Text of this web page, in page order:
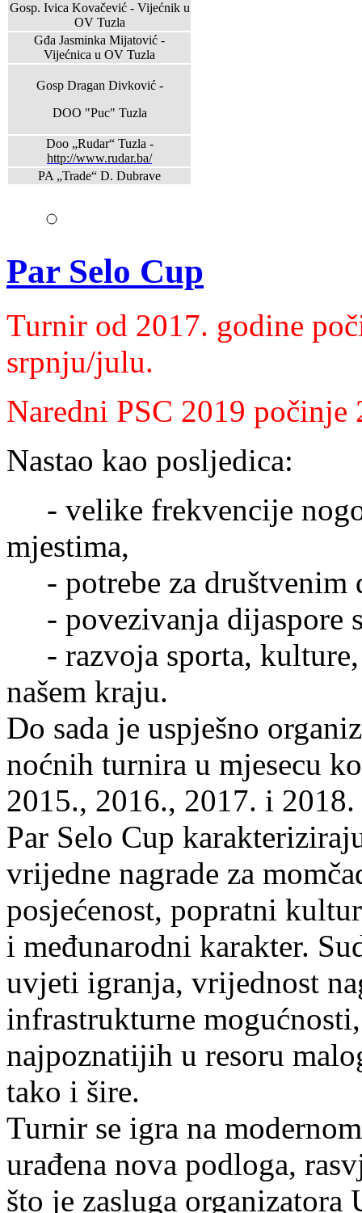
Gosp. Ivica Kovačević - Vijećnik u
OV Tuzla
Gđa Jasminka Mijatović -
Vijećnica u OV Tuzla
Gosp Dragan Divković -
DOO "Puc" Tuzla
Doo „Rudar“ Tuzla -
http://www.rudar.ba/
PA „Trade“ D. Dubrave
Par Selo Cup
Turnir od 2017. godine
srpnju/julu.
Naredni PSC 2019
Nastao kao posljedica:
- velike frekvencije
mjestima,
- potrebe za društvenim
- povezivanja dijaspore
- razvoja sporta,
našem kraju.
Do sada je uspješno
noćnih turnira u mjesecu
2015., 2016., 2017. i
Par Selo Cup
vrijedne nagrade za
posjećenost, popratni
i međunarodni karakter.
uvjeti igranja, vrijednost
infrastrukturne
najpoznatijih u resoru
tako i šire.
Turnir se igra na
urađena nova podloga,
što je zasluga